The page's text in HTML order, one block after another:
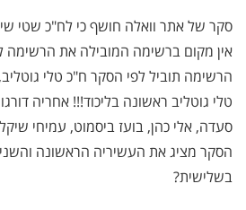
סקר של אתר וואלה חושף כי לח"כ שטי
אין מקום ברשימה המובילה את
הרשימה תוביל לפי הסקר ח"כ טלי גוטליב,
טלי גוטליב ראשונה בליכוד!!! אחריה
סעדה, אלי כהן, בועז ביסמוט, עמיחי
הסקר מציג את העשיריה הראשונה
בשלישית?